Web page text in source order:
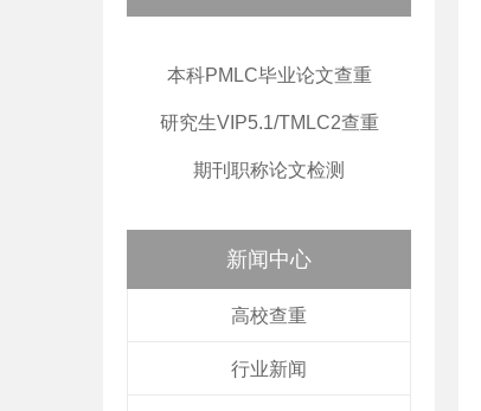
本科PMLC毕业论文查重
研究生VIP5.1/TMLC2查重
期刊职称论文检测
新闻中心
高校查重
行业新闻